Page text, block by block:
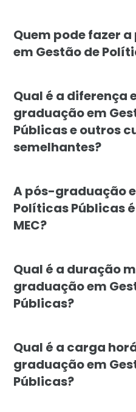
Quem pode fazer
em Gestão de
Qual é a diferença
graduação em
Públicas e outros
semelhantes?
A pós-graduação
Políticas Públicas
MEC?
Qual é a duração
graduação em
Públicas?
Qual é a carga
graduação em
Públicas?